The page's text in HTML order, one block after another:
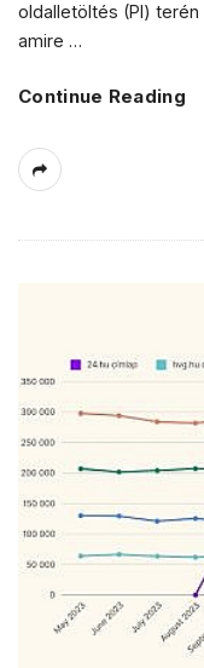
oldalletöltés (PI)
amire …
Continue Reading